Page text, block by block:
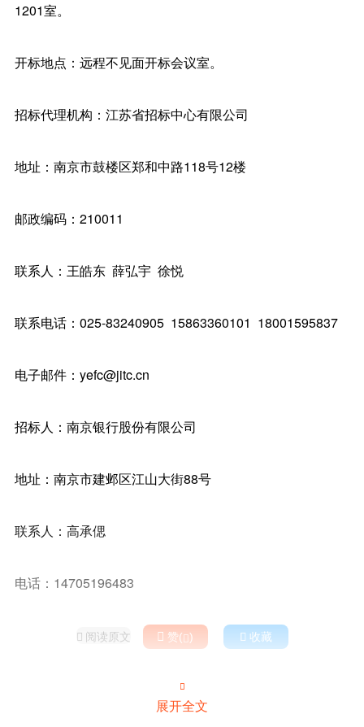
1201室。
开标地点：远程不见面开标会议室。
招标代理机构：江苏省招标中心有限公司
地址：南京市鼓楼区郑和中路118号12楼
邮政编码：210011
联系人：王皓东 薛弘宇 徐悦
联系电话：025-83240905 15863360101 18001595837
电子邮件：yefc@jitc.cn
招标人：南京银行股份有限公司
地址：南京市建邺区江山大街88号
联系人：高承偲
电话：14705196483
 阅读原文  赞()  收藏

展开全文